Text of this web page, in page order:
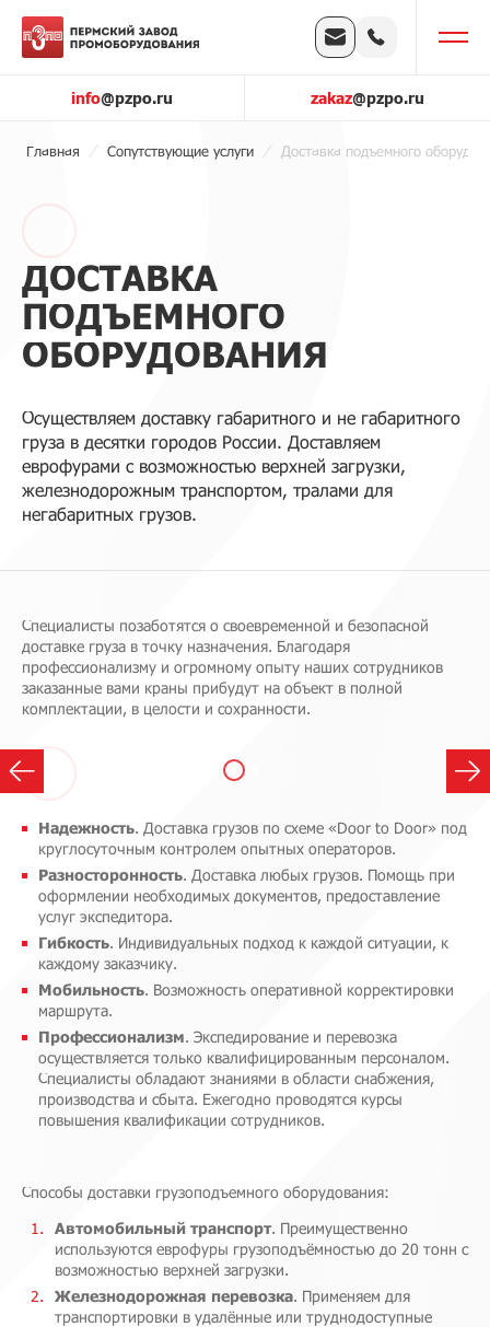
info@pzpo.ru zakaz@pzpo.ru
Главная Сопутствующие услуги Доставка подъемного
ДОСТАВКА
ПОДЪЕМНОГО
ОБОРУДОВАНИЯ
Осуществляем доставку габаритного и не габаритного
груза в десятки городов России. Доставляем
еврофурами с возможностью верхней загрузки,
железнодорожным транспортом, тралами для
негабаритных грузов.
Специалисты позаботятся о своевременной и безопасной
доставке груза в точку назначения. Благодаря
профессионализму и огромному опыту наших сотрудников
заказанные вами краны прибудут на объект в полной
комплектации, в целости и сохранности.
Надежность. Доставка грузов по схеме «Door to Door» под
круглосуточным контролем опытных операторов.
Разносторонность. Доставка любых грузов. Помощь при
оформлении необходимых документов, предоставление
услуг экспедитора.
Гибкость. Индивидуальных подход к каждой ситуации, к
каждому заказчику.
Мобильность. Возможность оперативной корректировки
маршрута.
Профессионализм. Экспедирование и перевозка
осуществляется только квалифицированным персоналом.
Специалисты обладают знаниями в области снабжения,
производства и сбыта. Ежегодно проводятся курсы
повышения квалификации сотрудников.
Способы доставки грузоподъемного оборудования:
Автомобильный транспорт. Преимущественно
используются еврофуры грузоподъёмностью до 20 тонн с
возможностью верхней загрузки.
Железнодорожная перевозка. Применяем для
транспортировки в удалённые или труднодоступные